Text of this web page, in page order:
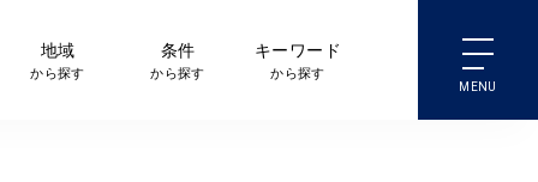
地域
から探す
条件
から探す
キーワード
から探す